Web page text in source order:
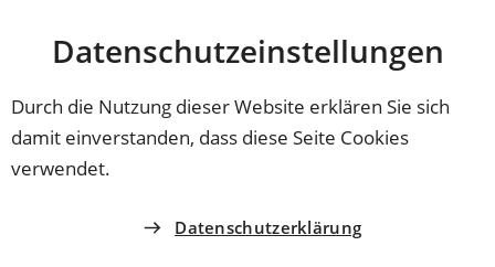
Datenschutz­einstellungen
Durch die Nutzung dieser Website erklären Sie sich
damit einverstanden, dass diese Seite Cookies
verwendet.
Datenschutzerklärung
INHALT ANSPRINGEN
Coburg